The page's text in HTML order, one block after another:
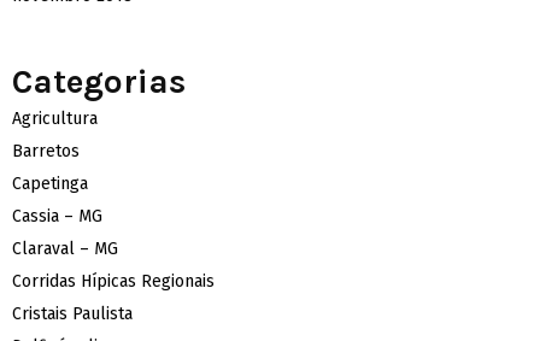
Categorias
Agricultura
Barretos
Capetinga
Cassia – MG
Claraval – MG
Corridas Hípicas Regionais
Cristais Paulista